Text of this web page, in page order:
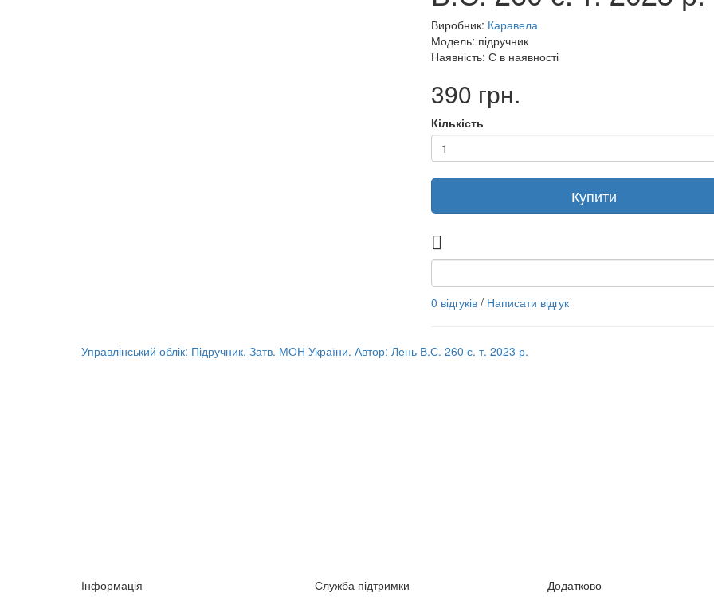
Виробник: Каравела
Модель: підручник
Наявність: Є в наявності
390 грн.
Кількість
Купити
0 відгуків/ Написати відгук
Управлінський облік: Підручник. Затв. МОН України. Автор: Лень В.С. 260 с. т. 2023 р.
Інформація Служба підтримки Додатково